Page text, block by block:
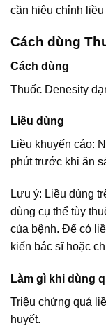
cần hiệu chỉnh
Cách dùng
Cách dùng
Thuốc Denesity
Liều dùng
Liều khuyến cáo:
phút trước khi ăn
Lưu ý: Liều dùng
dùng cụ thể tùy
của bệnh. Để có
kiến bác sĩ hoặc
Làm gì khi dùng
Triệu chứng quá
huyết.